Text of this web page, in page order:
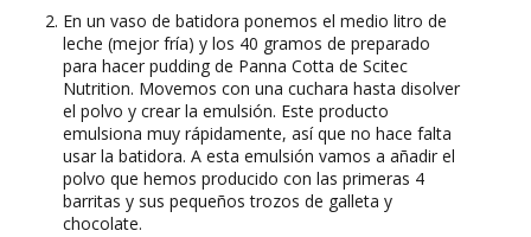
En un vaso de batidora ponemos el medio litro de
leche (mejor fría) y los 40 gramos de preparado
para hacer pudding de Panna Cotta de Scitec
Nutrition. Movemos con una cuchara hasta disolver
el polvo y crear la emulsión. Este producto
emulsiona muy rápidamente, así que no hace falta
usar la batidora. A esta emulsión vamos a añadir el
polvo que hemos producido con las primeras 4
barritas y sus pequeños trozos de galleta y
chocolate.